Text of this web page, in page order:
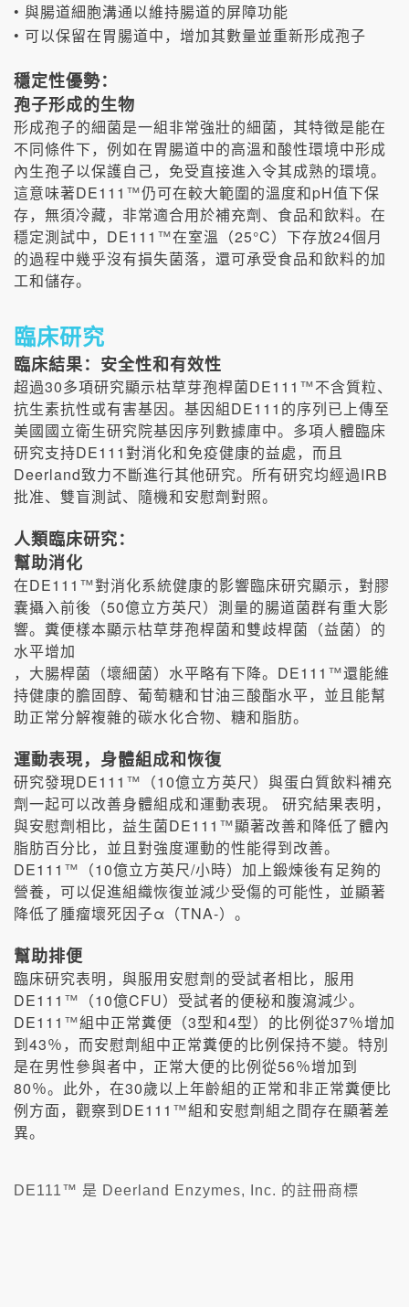
• 與腸道細胞溝通以維持腸道的屏障功能
• 可以保留在胃腸道中，增加其數量並重新形成孢子
穩定性優勢：
孢子形成的生物
形成孢子的細菌是一組非常強壯的細菌，其特徵是能在
不同條件下，例如在胃腸道中的高溫和酸性環境中形成
內生孢子以保護自己，免受直接進入令其成熟的環境。
這意味著DE111 ™仍可在較大範圍的溫度和pH值下保
存，無須冷藏，非常適合用於補充劑、食品和飲料。在
穩定測試中， DE111 ™在室溫（25°C）下存放24個月
的過程中幾乎沒有損失菌落，還可承受食品和飲料的加
工和儲存。
臨床研究
臨床結果：安全性和有效性
超過30多項研究顯示枯草芽孢桿菌DE111 ™不含質粒、
抗生素抗性或有害基因。基因組 DE111 的序列已上傳至
美國國立衛生研究院基因序列數據庫中。多項人體臨床
研究支持DE111 對消化和免疫健康的益處，而且
Deerland致力不斷進行其他研究。所有研究均經過IRB
批准、雙盲測試、隨機和安慰劑對照。
人類臨床研究：
幫助消化
在DE111 ™對消化系統健康的影響臨床研究顯示，對膠
囊攝入前後（50億立方英尺）測量的腸道菌群有重大影
響。糞便樣本顯示枯草芽孢桿菌和雙歧桿菌（益菌）的
水平增加
，大腸桿菌（壞細菌）水平略有下降。 DE111 ™還能維
持健康的膽固醇、葡萄糖和甘油三酸酯水平，並且能幫
助正常分解複雜的碳水化合物、糖和脂肪。
運動表現，身體組成和恢復
研究發現DE111 ™ （10億立方英尺）與蛋白質飲料補充
劑一起可以改善身體組成和運動表現。
研究結果表明，
與安慰劑相比，益生菌DE111 ™顯著改善和降低了體內
脂肪百分比，並且對強度運動的性能得到改善。
DE111 ™ （10億立方英尺/小時）加上鍛煉後有足夠的
營養，可以促進組織恢復並減少受傷的可能性，並顯著
降低了腫瘤壞死因子α （TNA-）。
幫助排便
臨床研究表明，與服用安慰劑的受試者相比，服用
DE111 ™ （10億CFU）受試者的便秘和腹瀉減少。
DE111 ™組中正常糞便（3型和4型）的比例從37％增加
到 43％，而安慰劑組中正常糞便的比例保持不變。特別
是在男性參與者中，正常大便的比例從56％增加到
80％。此外，在30歲以上年齡組的正常和非正常糞便比
例方面，觀察到 DE111 ™組和安慰劑組之間存在顯著差
異。
DE111™ 是 Deerland Enzymes, Inc. 的註冊商標